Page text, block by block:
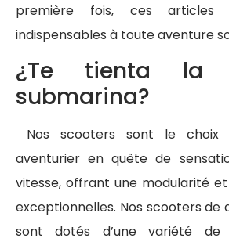
première fois, ces articles
indispensables à toute aventure
¿Te tienta la
submarina?
Nos scooters sont le choix
aventurier en quête de
vitesse, offrant une modularité
exceptionnelles. Nos scooters de
sont dotés d’une variété de